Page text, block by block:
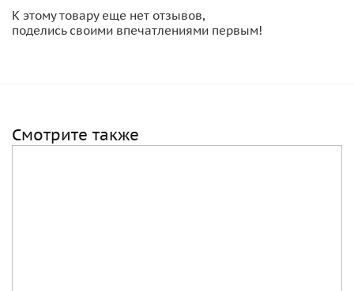
К этому товару еще нет отзывов,
поделись своими впечатлениями первым!
Смотрите также